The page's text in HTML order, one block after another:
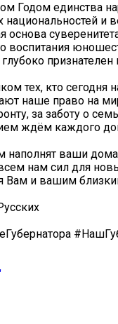
Годом единства
национальностей
воспитания
тех, кто
наше право на
за заботу о
ждём каждого
наполнят ваши
нам сил для
Вам и вашим